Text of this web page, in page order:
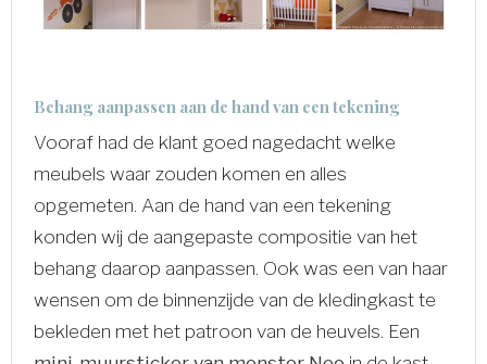
Behang aanpassen aan de hand van een tekening
Vooraf had de klant goed nagedacht welke
meubels waar zouden komen en alles
opgemeten. Aan de hand van een tekening
konden wij de aangepaste compositie van het
behang daarop aanpassen. Ook was een van haar
wensen om de binnenzijde van de kledingkast te
bekleden met het patroon van de heuvels. Een